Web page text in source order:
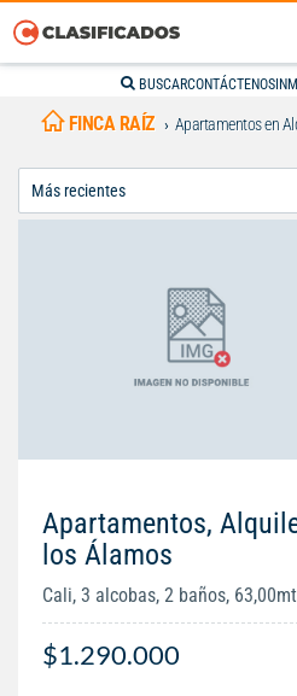
BUSCARCONTÁCTENOS
FINCA RAÍZ Apartamentos en
Apartamentos,
los Álamos
Cali, 3 alcobas, 2 baños,
$1.290.000